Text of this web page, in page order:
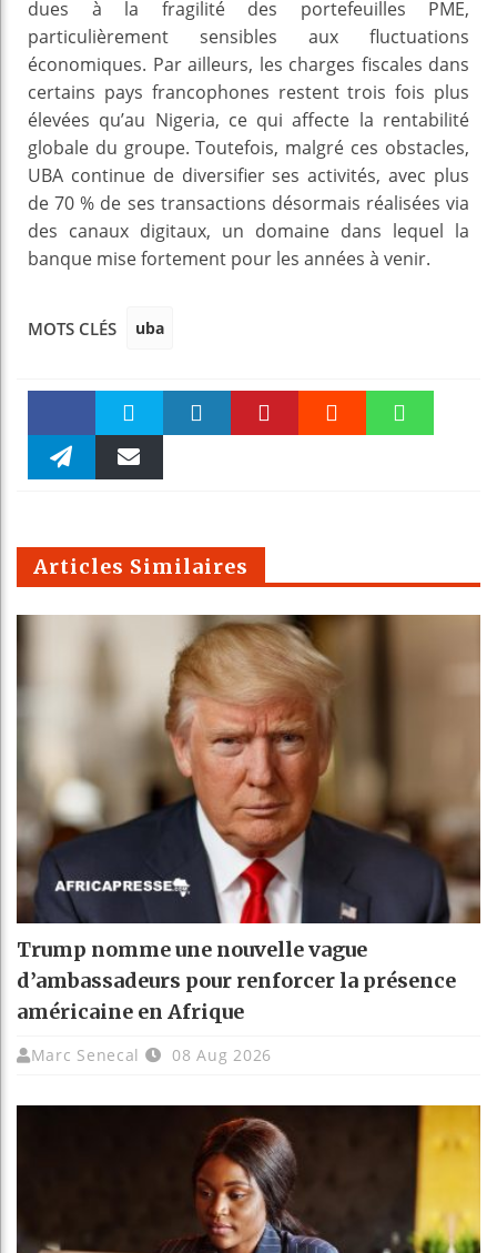
dues à la fragilité des portefeuilles PME,
particulièrement sensibles aux fluctuations
économiques. Par ailleurs, les charges fiscales dans
certains pays francophones restent trois fois plus
élevées qu’au Nigeria, ce qui affecte la rentabilité
globale du groupe. Toutefois, malgré ces obstacles,
UBA continue de diversifier ses activités, avec plus
de 70 % de ses transactions désormais réalisées via
des canaux digitaux, un domaine dans lequel la
banque mise fortement pour les années à venir.
MOTS CLÉS uba
Faceboo Twitter
m
Articles Similaires
Trump nomme une nouvelle vague
d’ambassadeurs pour renforcer la présence
américaine en Afrique
Marc Senecal 08 Aug 2026